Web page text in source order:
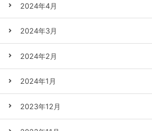
2024年4月
2024年3月
2024年2月
2024年1月
2023年12月